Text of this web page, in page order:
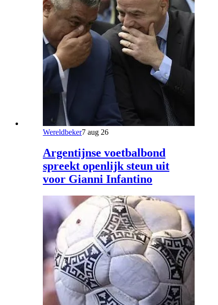
Wereldbeker7 aug 26
Argentijnse voetbalbond
spreekt openlijk steun uit
voor Gianni Infantino